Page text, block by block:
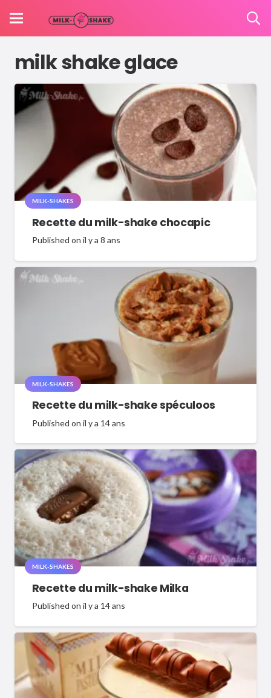
milk shake glace
MILK-SHAKES
Recette du milk-shake chocapic
Published on il y a 8 ans
MILK-SHAKES
Recette du milk-shake spéculoos
Published on il y a 14 ans
MILK-SHAKES
Recette du milk-shake Milka
Published on il y a 14 ans